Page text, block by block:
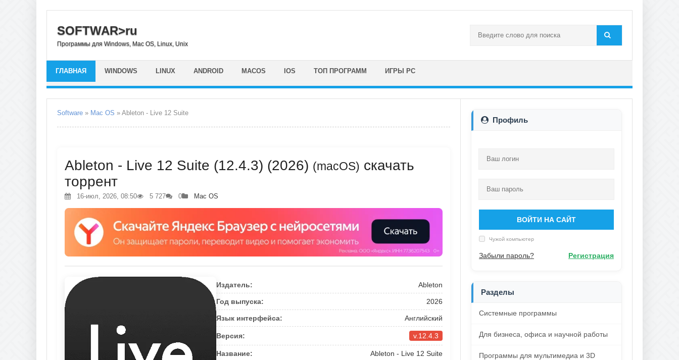
SOFTWAR>ru
Программы для Windows, Mac OS, Linux, Unix
ГЛАВНАЯ WINDOWS LINUX ANDROID MACOS IOS ТОП ПРОГРАММ ИГРЫ PC
Software » Mac OS » Ableton - Live 12 Suite
Ableton - Live 12 Suite (12.4.3) (2026) (macOS) скачать
торрент
16-июл, 2026, 08:50 5 727 0 Mac OS
Издатель: Ableton
Год выпуска: 2026
Язык интерфейса: Английский
Версия: v.12.4.3
Название: Ableton - Live 12 Suite
Профиль
ВОЙТИ НА САЙТ
Чужой компьютер
Забыли пароль? Регистрация
Разделы
Системные программы
Для бизнеса, офиса и научной работы
Программы для мультимедиа и 3D